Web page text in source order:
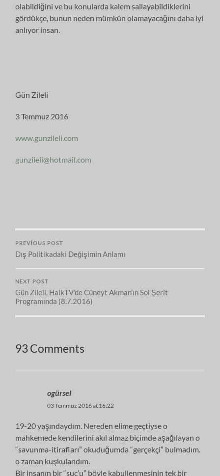
olabildiğini ve bu konularda kalem sallayabildiklerini
gördükçe, bunun neden mümkün olamayacağını daha iyi
anlıyor insan.
Gün Zileli
3 Temmuz 2016
www.gunzileli.com
gunzileli@hotmail.com
PREVIOUS POST
Dış Politikadaki Değişimin Anlamı
NEXT POST
Gün Zileli, HalkTV’de Cüneyt Akman’ın Sol Şerit
Programında (8.7.2016)
93 Comments
ogürsel
03 Temmuz 2016 at 16:22
19-20 yaşındaydım. Nereden elime geçtiyse o
mahkemede kendilerini akıl almaz biçimde aşağılayan o
“savunma-itirafları” okuduğumda “gerçekçi” bulmadım.
o zaman kuşkulandım.
Bir insanın bir “suç’u” böyle kabullenmesinin tek bir